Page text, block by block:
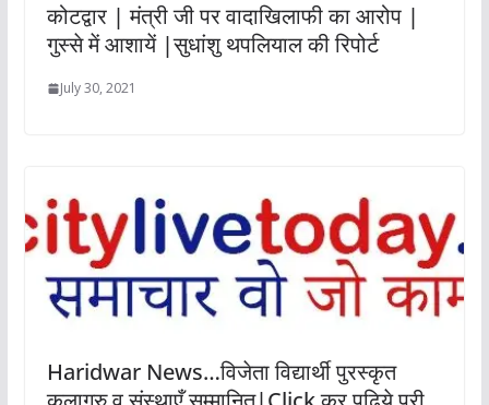
कोटद्वार | मंत्री जी पर वादाखिलाफी का आरोप |
गुस्से में आशायें |सुधांशु थपलियाल की रिपोर्ट
July 30, 2021
Haridwar News…विजेता विद्यार्थी पुरस्कृत